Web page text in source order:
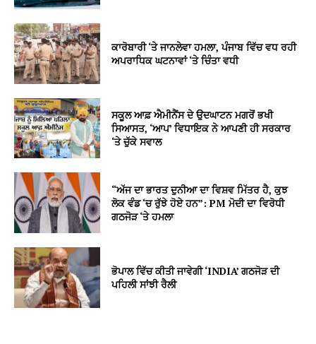
ਕਾਰੋਬਾਰੀ ‘ਤੇ ਜਾਨਲੇਵਾ ਹਮਲਾ, ਪੰਜਾਬ ਵਿੱਚ ਵਧ ਰਹੀ
ਅਪਰਾਧਿਕ ਘਟਨਾਵਾਂ ‘ਤੇ ਚਿੰਤਾ ਵਧੀ
ਸਕੂਲ ਆਫ਼ ਐਮੀਨੈਂਸ ਦੇ ਉਦਘਾਟਨ ਮਗਰੋਂ ਭਖੀ
ਸਿਆਸਤ, ‘ਆਪ’ ਵਿਧਾਇਕ ਨੇ ਆਪਣੀ ਹੀ ਸਰਕਾਰ
‘ਤੇ ਚੁੱਕੇ ਸਵਾਲ
“ਅੱਜ ਦਾ ਭਾਰਤ ਦੁਨੀਆ ਦਾ ਵਿਸ਼ਵ ਮਿੱਤਰ ਹੈ, ਕੁਝ
ਲੋਕ ਵੰਡ ‘ਚ ਰੁੱਝੇ ਹੋਏ ਹਨ”: PM ਮੋਦੀ ਦਾ ਵਿਰੋਧੀ
ਗਠਜੋੜ ‘ਤੇ ਹਮਲਾ
ਭੋਪਾਲ ਵਿੱਚ ਕੀਤੀ ਜਾਵੇਗੀ ‘INDIA’ ਗਠਜੋੜ ਦੀ
ਪਹਿਲੀ ਸਾਂਝੀ ਰੈਲੀ